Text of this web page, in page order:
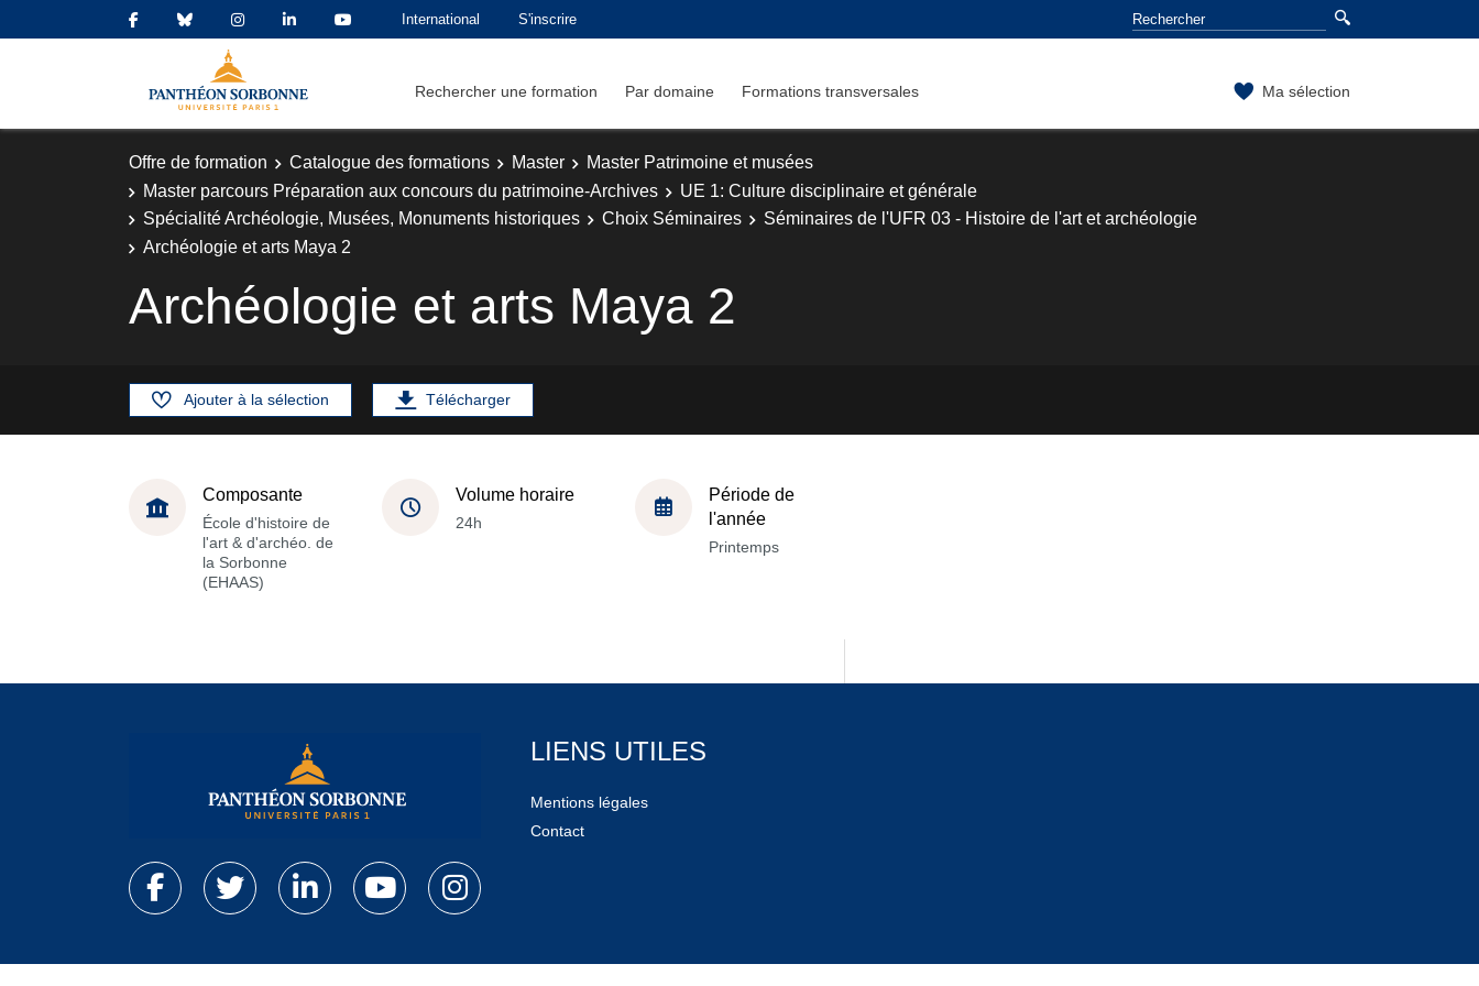
International S'inscrire
Rechercher une formation Par domaine Formations transversales Ma sélection
Offre de formation Catalogue des formations Master
Master Patrimoine et musées
Master parcours Préparation aux concours du patrimoine-Archives
UE 1: Culture disciplinaire et générale
Spécialité Archéologie, Musées, Monuments historiques
Choix Séminaires
Séminaires de l'UFR 03 - Histoire de l'art et archéologie
Archéologie et arts Maya 2
Archéologie et arts Maya 2
Ajouter à la sélection Télécharger
Composante
École d'histoire de
l'art & d'archéo. de
la Sorbonne
(EHAAS)
Volume horaire
24h
Période de
l'année
Printemps
LIENS UTILES
Mentions légales
Contact